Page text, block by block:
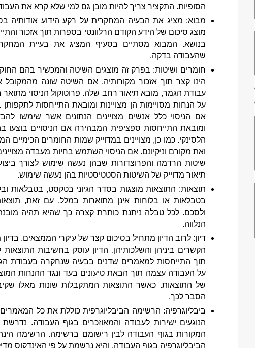
הסופיות. התקציר צריך להיות מובן גם למי שלא קרא את
מבוא: מציג את הבעיה המחקרית על רקע הידוע אודותיה
מוצג סיכום של הידע הקודם הרלוונטי בספרות תוך אזכור
בנושא. המבוא מסתיים בסעיף המציג את בעיית המחקר
שהעבודה בדקה.
חומרים ושיטות: בפרק זה מוצגים השיטה והמכשיר בהם
הינו קצר תוך אזכור מקורותיה. אם השיטה שונה
עבודת הגמר, מובא תיאור רחב שלה. פרוטוקול הניסוי מתואר
על הנחות מסויימות הן מצויינות ומובאת התייחסות
אם הניסוי כלל אנשים מצויינים הנתונים אשר שימשו
ומובאת התייחסות ספציפית המבהירה אם הניסויים
הלסינקי. כמו כן, מצויינים במדוייק שמות החומרים הכימיים
ואת מקורם וניקיונם. אם הניסוי השתמש בחיות מעבדה
שיטות הרדמה והפרוצדורות שבהן נעשה שימוש לצורך
תיאור מדוייק של השיטות הסטטיסטיות בהן נעשה שימוש.
תוצאות: התוצאות מוצגות בסדר הגיוני בטקסט, בטבלאות
בטבלאות או בלוחות אינן מתוארות במלל. עם זאת,
ולסכם. לכל טבלה ניתנת כותרת קצרה כך שהיא תהיה
הנלווה.
דיון: לרוב הדיון מתחיל בסיכום קצר של עיקרי הממצאים.
הקשרים ביניהן והשלכותיהן. הדיון עוסק בחשיבות
תוך התייחסות למאמרים שדנים בבעיה שנחקרה בעבודת
על העבודה עצמה תוך הבאת טיעונים בעד ונגד ההנחות
של התוצאות. כאשר התוצאות המתקבלות שונות מאלו
הסבר לכך.
ביבליוגרפיה: הרשימה הביבליוגרפית כוללת את כל
הנוגעים ישירות לעבודה והמאוזכרים בגוף העבודה.
המקורות בגוף העבודה לבין רישומם ברשימה. הרשימה
הביבליוגרפיה בגוף העבודה, והיא נרשמת על פי האינדקוס